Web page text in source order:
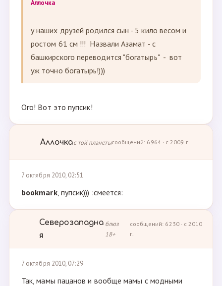
Аллочка
у наших друзей родился сын - 5 кило весом и
ростом 61 см !!! Назвали Азамат - с
башкирского переводится "богатырь" - вот
уж точно богатырь!)))
Ого! Вот это пупсик!
Аллочкас той планетысообщений: 6964 · с 2009 г.
7 октября 2010, 02:51
bookmark, пупсик))) :смеется:
Северозападна
я
блюз
18+
сообщений: 6230 · с 2010
г.
7 октября 2010, 07:29
Так, мамы пацанов и вообще мамы с модными